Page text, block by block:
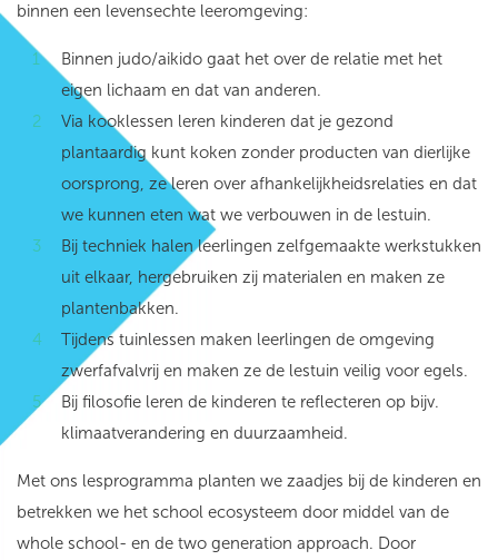
binnen een levensechte leeromgeving:
Binnen judo/aikido gaat het over de relatie met het
eigen lichaam en dat van anderen.
Via kooklessen leren kinderen dat je gezond
plantaardig kunt koken zonder producten van dierlijke
oorsprong, ze leren over afhankelijkheidsrelaties en dat
we kunnen eten wat we verbouwen in de lestuin.
Bij techniek halen leerlingen zelfgemaakte werkstukken
uit elkaar, hergebruiken zij materialen en maken ze
plantenbakken.
Tijdens tuinlessen maken leerlingen de omgeving
zwerfafvalvrij en maken ze de lestuin veilig voor egels.
Bij filosofie leren de kinderen te reflecteren op bijv.
klimaatverandering en duurzaamheid.
Met ons lesprogramma planten we zaadjes bij de kinderen en
betrekken we het school ecosysteem door middel van de
whole school- en de two generation approach. Door